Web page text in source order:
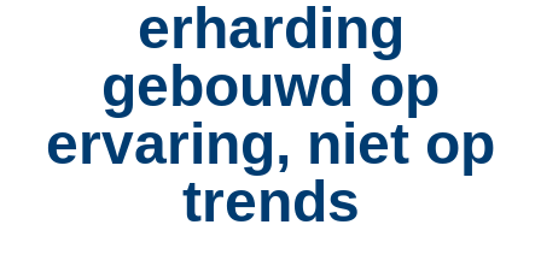
erharding
gebouwd op
ervaring, niet op
trends